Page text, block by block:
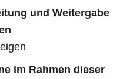
und Weitergabe
im Rahmen dieser